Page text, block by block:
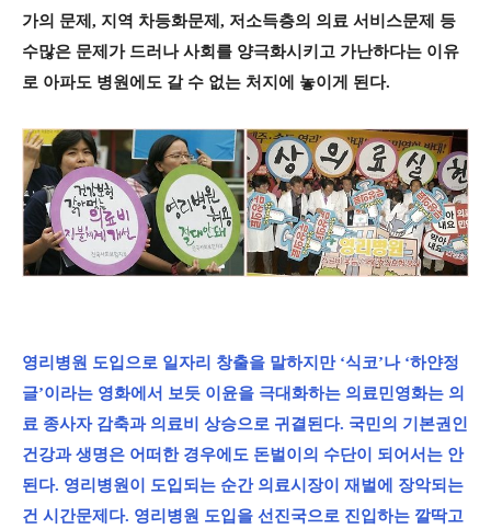
가의 문제, 지역 차등화문제, 저소득층의 의료 서비스문제 등
수많은 문제가 드러나 사회를 양극화시키고 가난하다는 이유
로 아파도 병원에도 갈 수 없는 처지에 놓이게 된다.
영리병원 도입으로 일자리 창출을 말하지만 ‘식코’나 ‘하얀정
글’이라는 영화에서 보듯 이윤을 극대화하는 의료민영화는 의
료 종사자 감축과 의료비 상승으로 귀결된다. 국민의 기본권인
건강과 생명은 어떠한 경우에도 돈벌이의 수단이 되어서는 안
된다. 영리병원이 도입되는 순간 의료시장이 재벌에 장악되는
건 시간문제다. 영리병원 도입을 선진국으로 진입하는 깔딱고